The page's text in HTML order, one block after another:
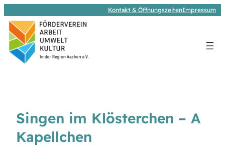
Kontakt & ÖffnungszeitenImpressum
Singen im Klösterchen – A
Kapellchen